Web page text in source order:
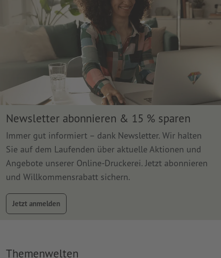
Newsletter abonnieren & 15 % sparen
Immer gut informiert – dank Newsletter. Wir halten
Sie auf dem Laufenden über aktuelle Aktionen und
Angebote unserer Online-Druckerei. Jetzt abonnieren
und Willkommensrabatt sichern.
Jetzt anmelden
Themenwelten